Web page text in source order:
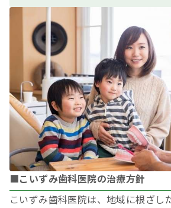
■こいずみ歯科医院の治療方針
こいずみ歯科医院は、地域に根ざし